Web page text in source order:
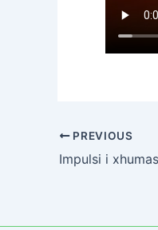
PREVIOUS
Impulsi i